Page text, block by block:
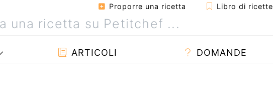
Proporre una ricetta Libro di ricette
ARTICOLI DOMANDE